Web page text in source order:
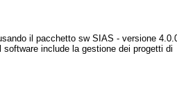
il pacchetto sw SIAS - versione
include la gestione dei progetti di